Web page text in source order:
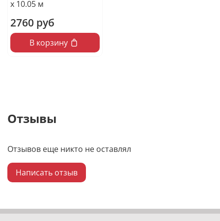
х 10.05 м
2760 руб
В корзину
Отзывы
Отзывов еще никто не оставлял
Написать отзыв